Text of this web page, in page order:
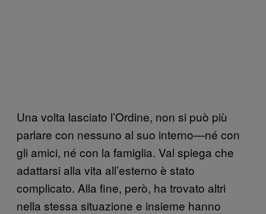
Una volta lasciato l’Ordine, non si può più
parlare con nessuno al suo interno—né con
gli amici, né con la famiglia. Val spiega che
adattarsi alla vita all’esterno è stato
complicato. Alla fine, però, ha trovato altri
nella stessa situazione e insieme hanno